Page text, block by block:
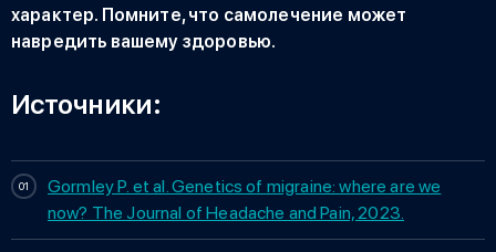
характер. Помните, что самолечение может
навредить вашему здоровью.
Источники:
Gormley P. et al. Genetics of migraine: where are we
now? The Journal of Headache and Pain, 2023.